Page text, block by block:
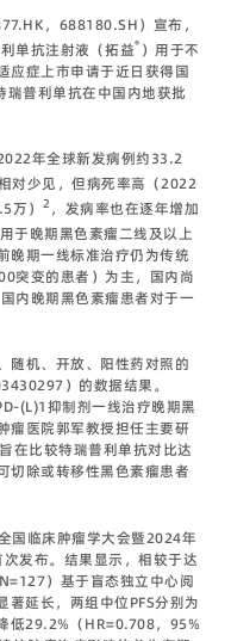
，688180.SH）宣布，
单抗注射液（拓益® ）用于不
应症上市申请于近日获得国
瑞普利单抗在中国内地获批
年全球新发病例约33.2
对少见，但病死率高（2022
万） 2，发病率也在逐年增加
于晚期黑色素瘤二线及以上
晚期一线标准治疗仍为传统
突变的患者）为主，国内尚
内晚期黑色素瘤患者对于一
随机、开放、阳性药对照的
）的数据结果。
(L)1抑制剂一线治疗晚期黑
瘤医院郭军教授担任主要研
在比较特瑞普利单抗对比达
切除或转移性黑色素瘤患者
国临床肿瘤学大会暨2024年
发布。结果显示，相较于达
）基于盲态独立中心阅
著延长，两组中位PFS分别为
低29.2%（HR=0.708，95%